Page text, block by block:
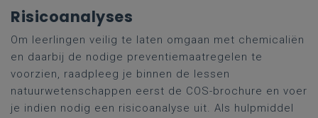
Risicoanalyses
Om leerlingen veilig te laten omgaan met chemicaliën
en daarbij de nodige preventiemaatregelen te
voorzien, raadpleeg je binnen de lessen
natuurwetenschappen eerst de COS-brochure en voer
je indien nodig een risicoanalyse uit. Als hulpmiddel